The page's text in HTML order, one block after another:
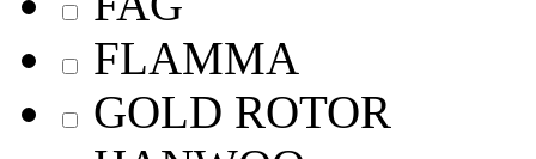
FLAMMA
GOLD ROTOR